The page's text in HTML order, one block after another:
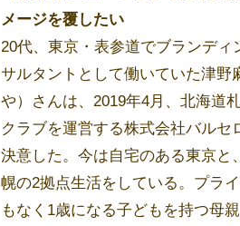
メージを覆したい
20代、東京・表参道でブランディ
サルタントとして働いていた津野
や）さんは、2019年4月、北海道
クラブを運営する株式会社バルセ
決意した。今は自宅のある東京と
幌の2拠点生活をしている。プラ
もなく1歳になる子どもを持つ母